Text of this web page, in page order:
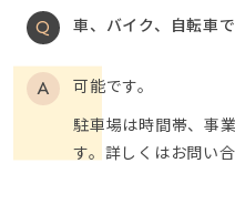
車、バイク、自転車
可能です。
駐車場は時間帯、事
す。詳しくはお問い